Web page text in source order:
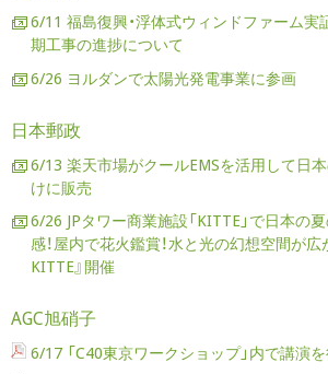
6/11 福島復興・浮体式ウィンドファーム実
期工事の進捗について
6/26 ヨルダンで太陽光発電事業に参画
日本郵政
6/13 楽天市場がクールEMSを活用して日
けに販売
6/26 JPタワー商業施設「KITTE」で日本の
感！屋内で花火鑑賞！水と光の幻想空間が広
KITTE』開催
AGC旭硝子
6/17 「C40東京ワークショップ」内で講演